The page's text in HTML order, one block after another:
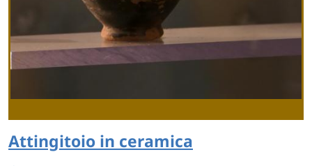
Attingitoio in ceramica